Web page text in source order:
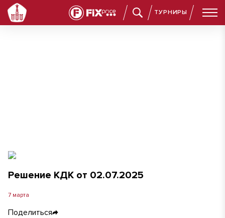
ТУРНИРЫ
Решение КДК от 02.07.2025
Решение КДК от 02.07.2025
7 марта
Поделиться